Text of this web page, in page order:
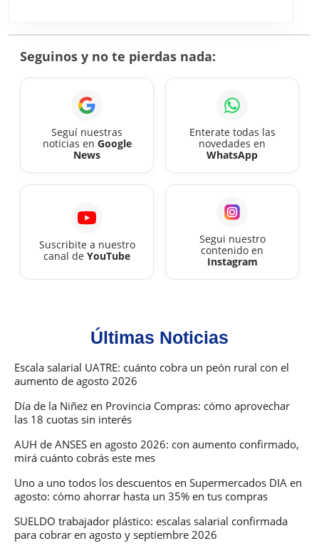
cuánto
cobrás
este
mes
Seguinos y no te pierdas nada:
Seguí nuestras
noticias en Google
News
Enterate todas las
novedades en
WhatsApp
Suscribite a nuestro
canal de YouTube
Segui nuestro
contenido en
Instagram
Últimas Noticias
Escala salarial UATRE: cuánto cobra un peón rural con el
aumento de agosto 2026
Día de la Niñez en Provincia Compras: cómo aprovechar
las 18 cuotas sin interés
AUH de ANSES en agosto 2026: con aumento confirmado,
mirá cuánto cobrás este mes
Uno a uno todos los descuentos en Supermercados DIA en
agosto: cómo ahorrar hasta un 35% en tus compras
SUELDO trabajador plástico: escalas salarial confirmada
para cobrar en agosto y septiembre 2026